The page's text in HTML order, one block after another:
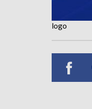
logo